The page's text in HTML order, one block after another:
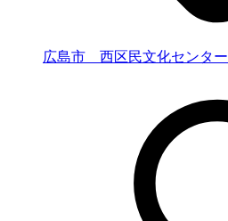
広島市 西区民文化センター